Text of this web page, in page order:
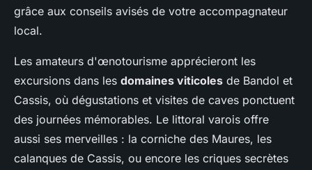
grâce aux conseils avisés de votre accompagnateur
local.
Les amateurs d'œnotourisme apprécieront les
excursions dans les domaines viticoles de Bandol et
Cassis, où dégustations et visites de caves ponctuent
des journées mémorables. Le littoral varois offre
aussi ses merveilles : la corniche des Maures, les
calanques de Cassis, ou encore les criques secrètes